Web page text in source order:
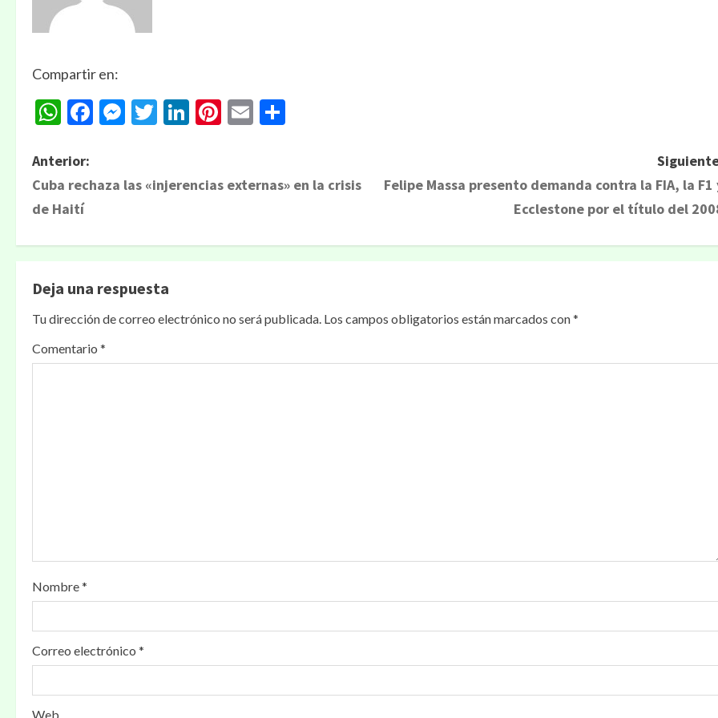
Compartir en:
WhatsApp
Facebook
Messenger
Twitter
LinkedIn
Pinterest
Email
Anterior:
Cuba rechaza las «injerencias externas» en la crisis
de Haití
Felipe Massa presento demanda contra la FIA, la F1
Ecclestone por el título del
Deja una respuesta
Tu dirección de correo electrónico no será publicada. Los campos obligatorios están marcados con*
Comentario *
Nombre*
Correo electrónico *
Web